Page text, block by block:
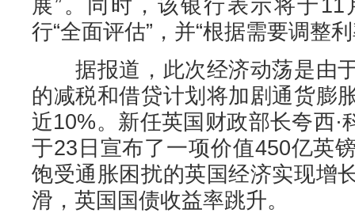
展”。同时，该银行表示将于
行“全面评估”，并“根据需要调整
据报道，此次经济动荡是由
的减税和借贷计划将加剧通货膨
近10%。新任英国财政部长夸西·
于23日宣布了一项价值450亿英
饱受通胀困扰的英国经济实现增
滑，英国国债收益率跳升。